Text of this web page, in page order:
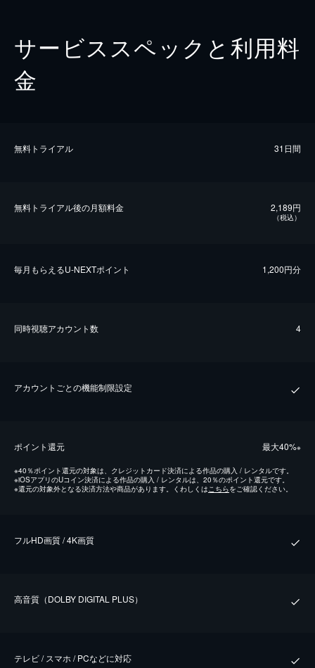
サービススペックと利用料
金
無料トライアル 31日間
無料トライアル後の⽉額料金 2,189円
（税込）
毎⽉もらえるU-NEXTポイント 1,200円分
同時視聴アカウント数 4
アカウントごとの機能制限設定
ポイント還元 最⼤40%※
※40％ポイント還元の対象は、クレジットカード決済による作品の購入 / レンタルです。
※iOSアプリのUコイン決済による作品の購入 / レンタルは、20％のポイント還元です。
※還元の対象外となる決済方法や商品があります。くわしくはこちらをご確認ください。
フルHD画質 / 4K画質
⾼⾳質（DOLBY DIGITAL PLUS）
テレビ / スマホ / PCなどに対応